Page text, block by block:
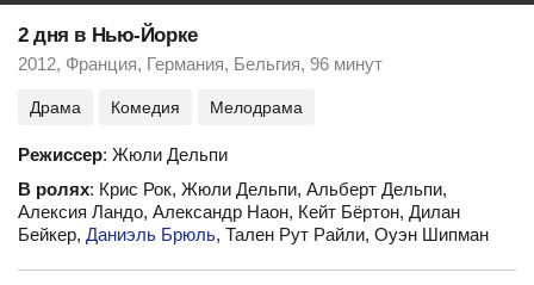
2 дня в Нью-Йорке
2012, Франция, Германия, Бельгия, 96 минут
Драма Комедия Мелодрама
Режиссер: Жюли Дельпи
В ролях: Крис Рок, Жюли Дельпи, Альберт Дельпи,
Алексия Ландо, Александр Наон, Кейт Бёртон, Дилан
Бейкер, Даниэль Брюль, Тален Рут Райли, Оуэн Шипман